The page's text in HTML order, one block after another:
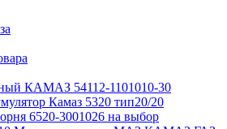
КАМАЗ 54112-1101010-30
Камаз 5320 тип20/20
6520-3001026 на выбор